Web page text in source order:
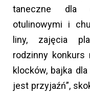
taneczne dla
otulinowymi i
liny, zajęcia
rodzinny
klocków, bajka
jest przyjaźń”,